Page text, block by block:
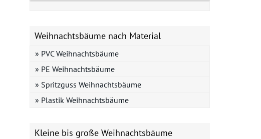
Weihnachtsbäume nach Material
» PVC Weihnachtsbäume
» PE Weihnachtsbäume
» Spritzguss Weihnachtsbäume
» Plastik Weihnachtsbäume
Kleine bis große Weihnachtsbäume